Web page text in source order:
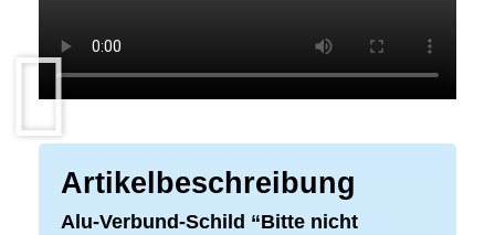
Artikelbeschreibung
Alu-Verbund-Schild “Bitte nicht